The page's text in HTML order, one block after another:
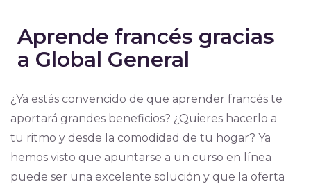
Aprende francés gracias
a Global General
¿Ya estás convencido de que aprender francés te
aportará grandes beneficios? ¿Quieres hacerlo a
tu ritmo y desde la comodidad de tu hogar? Ya
hemos visto que apuntarse a un curso en línea
puede ser una excelente solución y que la oferta